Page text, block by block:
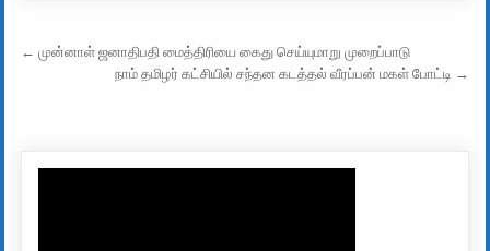
Post navigation
← முன்னாள் ஜனாதிபதி மைத்திரியை கைது செய்யுமாறு முறைப்பாடு
நாம் தமிழர் கட்சியில் சந்தன கடத்தல் வீரப்பன் மகள் போட்டி →